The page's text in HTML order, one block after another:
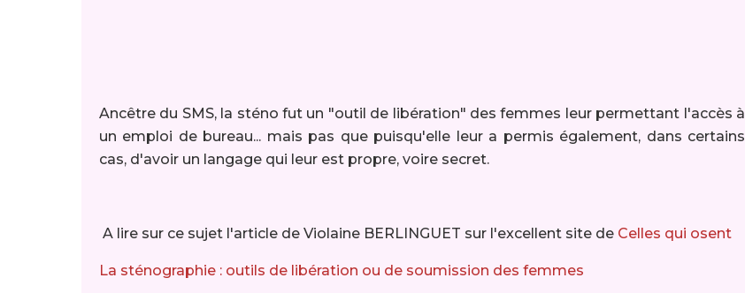
Ancêtre du SMS, la sténo fut un "outil de libération" des femmes leur permettant l'accès à
un emploi de bureau... mais pas que puisqu'elle leur a permis également, dans certains
cas, d'avoir un langage qui leur est propre, voire secret.
A lire sur ce sujet l'article de Violaine BERLINGUET sur l'excellent site de Celles qui osent
La sténographie : outils de libération ou de soumission des femmes